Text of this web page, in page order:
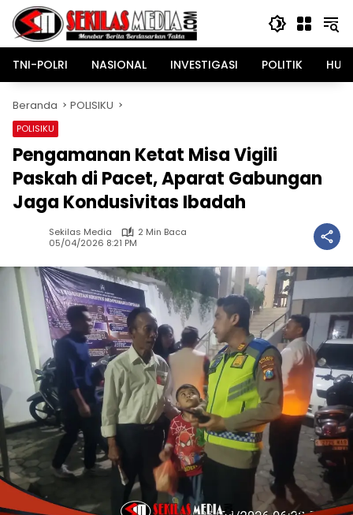
Langsung
konten
TNI-POLRI
NASIONAL INVESTIGASI POLITIK
Beranda POLISIKU
POLISIKU
Pengamanan Ketat Misa Vigili
Paskah di Pacet, Aparat Gabungan
Jaga Kondusivitas Ibadah
Sekilas Media
2 Min Baca
05/04/2026 8:21 PM